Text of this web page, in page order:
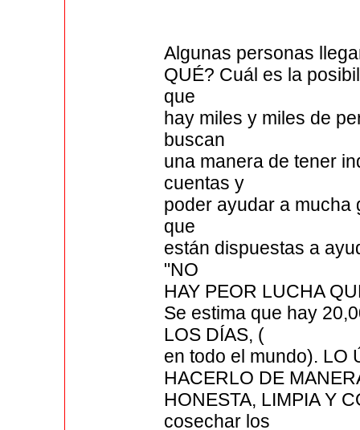
Algunas personas
QUÉ? Cuál es la
que
hay miles y miles de
buscan
una manera de tener
cuentas y
poder ayudar a mucha
que
están dispuestas a
"NO
HAY PEOR LUCHA
Se estima que hay
LOS DÍAS, (
en todo el mundo). LO
HACERLO DE
HONESTA, LIMPIA Y
cosechar los